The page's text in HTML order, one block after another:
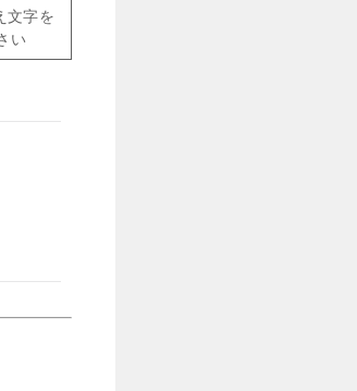
文字を
い